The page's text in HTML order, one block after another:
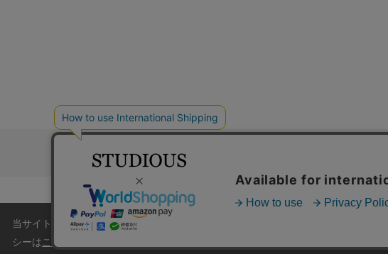
コーポレートサイト 採用サイト THE
当サイトはクッキー(cookie)を使用します。クッキーはサイト内の一部の機能およ
シーはこちら